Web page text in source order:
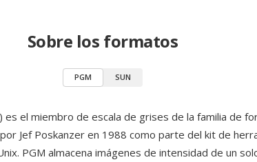
Sobre los formatos
PGM SUN
es el miembro de escala de grises de la familia de
Jef Poskanzer en 1988 como parte del kit de
PGM almacena imágenes de intensidad de un